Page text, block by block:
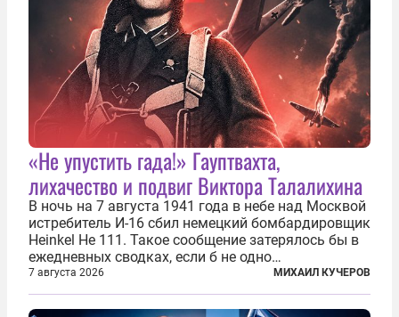
«Не упустить гада!» Гауптвахта,
лихачество и подвиг Виктора Талалихина
В ночь на 7 августа 1941 года в небе над Москвой
истребитель И-16 сбил немецкий бомбардировщик
Heinkel He 111. Такое сообщение затерялось бы в
ежедневных сводках, если б не одно
обстоятельство. Это был один из первых в
истории отечественной авиации ночных таранов.
У пилота — младшего лейтенанта...
7 августа 2026 МИХАИЛ КУЧЕРОВ